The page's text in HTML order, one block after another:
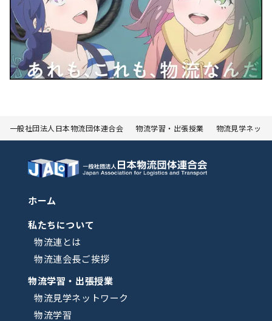
一般社団法人日本物流団体連合会 物流学習・出張授業 物流見学ネット
ホーム
私たちについて
物流連とは
物流連会長ご挨拶
物流学習・出張授業
物流見学ネットワーク
物流学習